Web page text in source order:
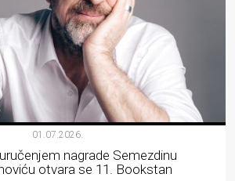
01.07.2026.
nagrade Semezdinu
otvara se 11. Bookstan